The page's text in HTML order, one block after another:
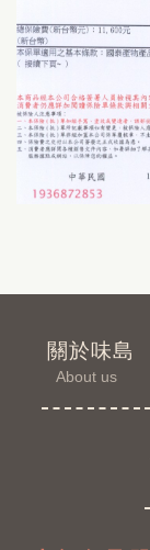
關於味島
About us